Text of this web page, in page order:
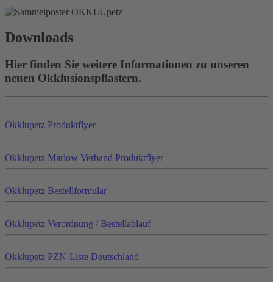
Downloads
Hier finden Sie weitere Informationen zu unseren
neuen Okklusionspflastern.
Okklupetz Produktflyer
Okklupetz Marlow Verband Produktflyer
Okklupetz Bestellformular
Okklupetz Verordnung / Bestellablauf
Okklupetz PZN-Liste Deutschland